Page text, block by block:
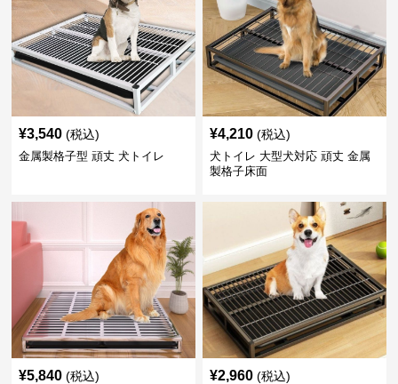
¥3,540 (税込)
金属製格子型 頑丈 犬トイレ
¥4,210 (税込)
犬トイレ 大型犬対応 頑丈 金属
製格子床面
¥5,840 (税込) ¥2,960 (税込)